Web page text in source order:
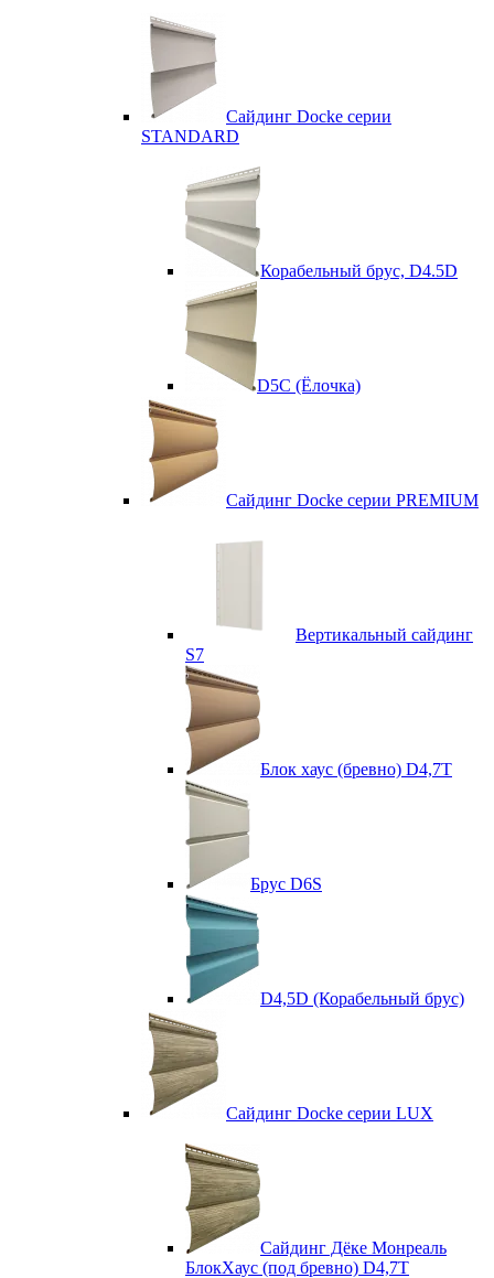
Сайдинг Docke серии
STANDARD
Корабельный брус, D4.5D
D5C (Ёлочка)
Сайдинг Docke серии PREMIUM
Вертикальный сайдинг
S7
Блок хаус (бревно) D4,7T
Брус D6S
D4,5D (Корабельный брус)
Сайдинг Docke серии LUX
Сайдинг Дёке Монреаль
БлокХаус (под бревно) D4,7T